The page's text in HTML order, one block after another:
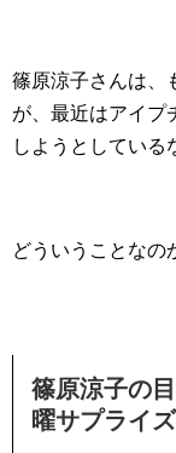
篠原涼子さんは、
が、最近はアイプ
しようとしている
どういうことなの
篠原涼子の
曜サプライ